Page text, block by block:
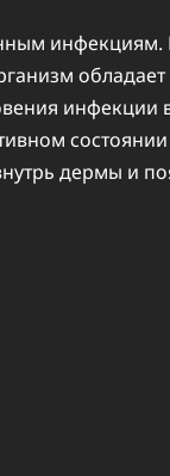
обладает
инфекции
дермы и